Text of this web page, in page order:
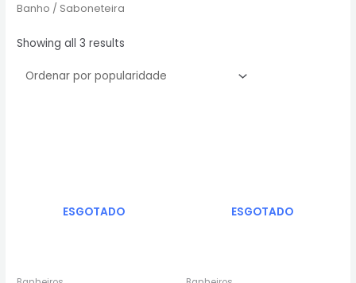
Banho / Saboneteira
Showing all 3 results
ESGOTADO ESGOTADO